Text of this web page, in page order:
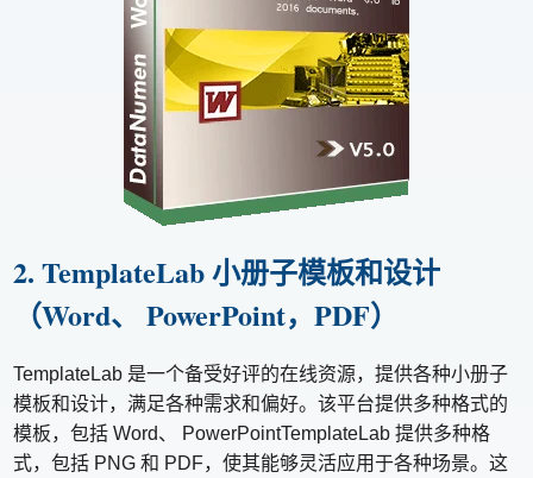
2. TemplateLab 小册子模板和设计
（Word、 PowerPoint，PDF）
TemplateLab 是一个备受好评的在线资源，提供各种小册子
模板和设计，满足各种需求和偏好。该平台提供多种格式的
模板，包括 Word、 PowerPointTemplateLab 提供多种格
式，包括 PNG 和 PDF，使其能够灵活应用于各种场景。这